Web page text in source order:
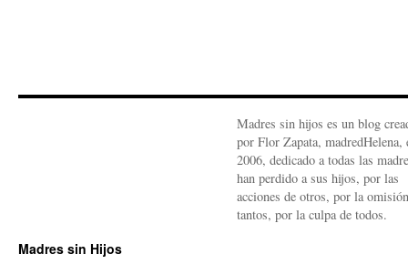
Madres sin hijos es un blog
por Flor Zapata, madredHelena,
2006, dedicado a todas las
han perdido a sus hijos, por las
acciones de otros, por la
tantos, por la culpa de todos.
Madres sin Hijos